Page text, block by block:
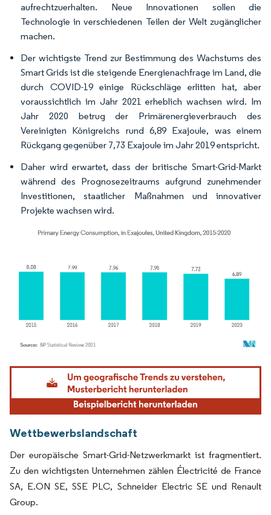
aufrechtzuerhalten. Neue Innovationen sollen die
Technologie in verschiedenen Teilen der Welt zugänglicher
machen.
Der wichtigste Trend zur Bestimmung des Wachstums des
Smart Grids ist die steigende Energienachfrage im Land, die
durch COVID-19 einige Rückschläge erlitten hat, aber
voraussichtlich im Jahr 2021 erheblich wachsen wird. Im
Jahr 2020 betrug der Primärenergieverbrauch des
Vereinigten Königreichs rund 6,89 Exajoule, was einem
Rückgang gegenüber 7,73 Exajoule im Jahr 2019 entspricht.
Daher wird erwartet, dass der britische Smart-Grid-Markt
während des Prognosezeitraums aufgrund zunehmender
Investitionen, staatlicher Maßnahmen und innovativer
Projekte wachsen wird.
Bild © Mordor Intelligence. Wiederverwendung erfordert Namensnennung gemäß
Wettbewerbslandschaft
Der europäische Smart-Grid-Netzwerkmarkt ist fragmentiert.
Zu den wichtigsten Unternehmen zählen Électricité de France
SA, E.ON SE, SSE PLC, Schneider Electric SE und Renault
Group.